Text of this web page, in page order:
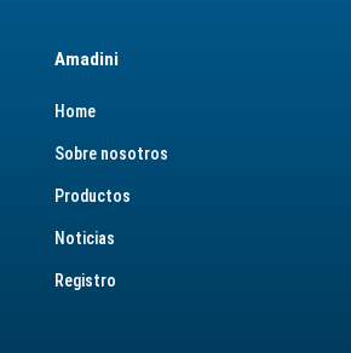
Amadini
Home
Sobre nosotros
Productos
Noticias
Registro